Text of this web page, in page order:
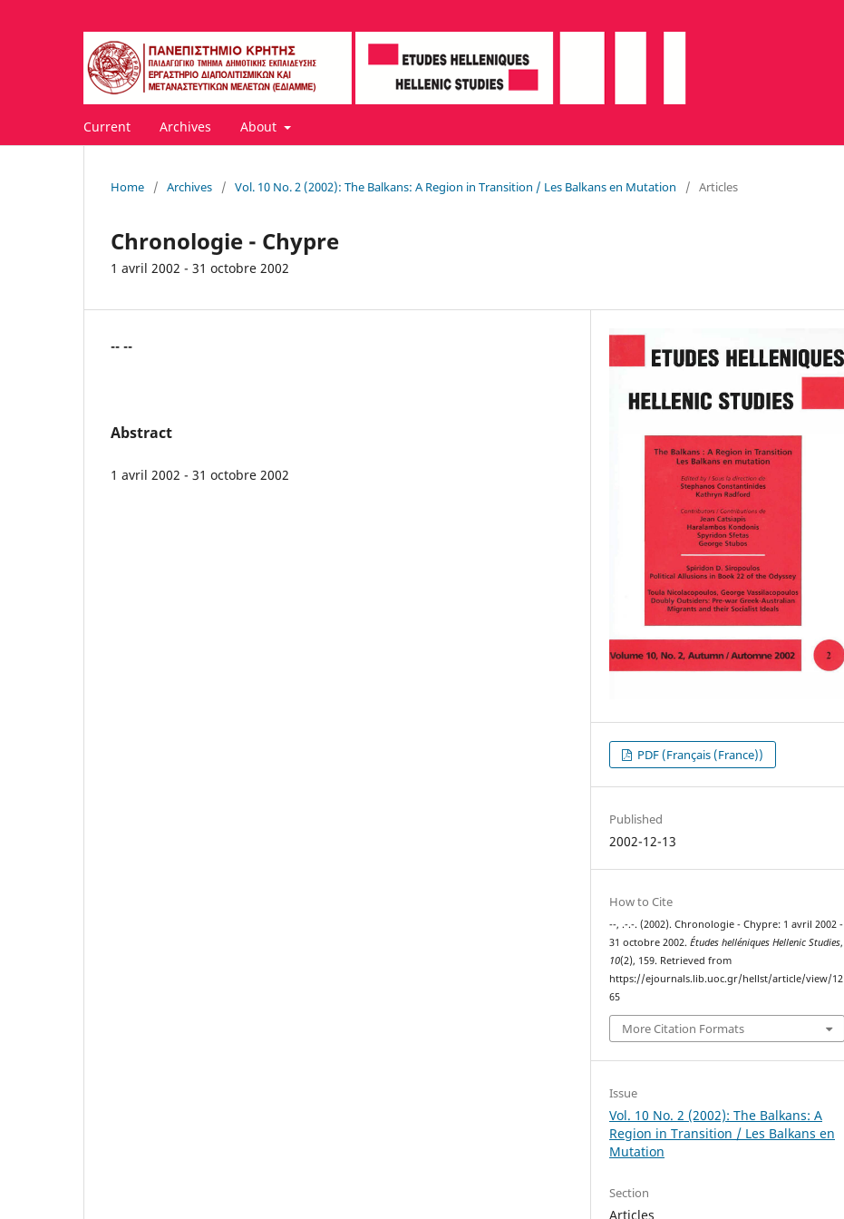
Current Archives About
Home / Archives / Vol. 10 No. 2 (2002): The Balkans: A Region in Transition / Les Balkans en Mutation / Articles
Chronologie - Chypre
1 avril 2002 - 31 octobre 2002
-- --
Abstract
1 avril 2002 - 31 octobre 2002
PDF (Français (France))
Published
2002-12-13
How to Cite
--, .-.-. (2002). Chronologie - Chypre: 1 avril 2002 -
31 octobre 2002.Études helléniques Hellenic Studies,
10(2), 159. Retrieved from
https://ejournals.lib.uoc.gr/hellst/article/view/12
65
More Citation Formats
Issue
Vol. 10 No. 2 (2002): The Balkans: A
Region in Transition / Les Balkans en
Mutation
Section
Articles